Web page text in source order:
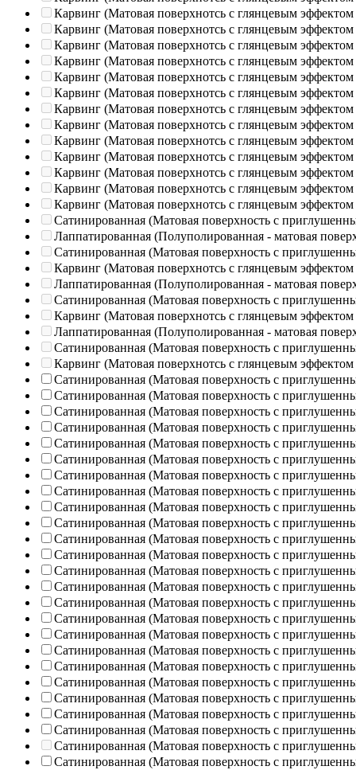
Карвинг (Матовая поверхнотсь с глянцевым эффектом
Карвинг (Матовая поверхнотсь с глянцевым эффектом
Карвинг (Матовая поверхнотсь с глянцевым эффектом
Карвинг (Матовая поверхнотсь с глянцевым эффектом
Карвинг (Матовая поверхнотсь с глянцевым эффектом
Карвинг (Матовая поверхнотсь с глянцевым эффектом
Карвинг (Матовая поверхнотсь с глянцевым эффектом
Карвинг (Матовая поверхнотсь с глянцевым эффектом
Карвинг (Матовая поверхнотсь с глянцевым эффектом
Карвинг (Матовая поверхнотсь с глянцевым эффектом
Карвинг (Матовая поверхнотсь с глянцевым эффектом
Карвинг (Матовая поверхнотсь с глянцевым эффектом
Карвинг (Матовая поверхнотсь с глянцевым эффектом
Сатинированная (Матовая поверхность с
Лаппатированная (Полуполированная - матовая
Сатинированная (Матовая поверхность с
Карвинг (Матовая поверхнотсь с глянцевым эффектом
Лаппатированная (Полуполированная - матовая
Сатинированная (Матовая поверхность с
Карвинг (Матовая поверхнотсь с глянцевым эффектом
Лаппатированная (Полуполированная - матовая
Сатинированная (Матовая поверхность с
Карвинг (Матовая поверхнотсь с глянцевым эффектом
Сатинированная (Матовая поверхность с
Сатинированная (Матовая поверхность с
Сатинированная (Матовая поверхность с
Сатинированная (Матовая поверхность с
Сатинированная (Матовая поверхность с
Сатинированная (Матовая поверхность с
Сатинированная (Матовая поверхность с
Сатинированная (Матовая поверхность с
Сатинированная (Матовая поверхность с
Сатинированная (Матовая поверхность с
Сатинированная (Матовая поверхность с
Сатинированная (Матовая поверхность с
Сатинированная (Матовая поверхность с
Сатинированная (Матовая поверхность с
Сатинированная (Матовая поверхность с
Сатинированная (Матовая поверхность с
Сатинированная (Матовая поверхность с
Сатинированная (Матовая поверхность с
Сатинированная (Матовая поверхность с
Сатинированная (Матовая поверхность с
Сатинированная (Матовая поверхность с
Сатинированная (Матовая поверхность с
Сатинированная (Матовая поверхность с
Сатинированная (Матовая поверхность с
Сатинированная (Матовая поверхность с